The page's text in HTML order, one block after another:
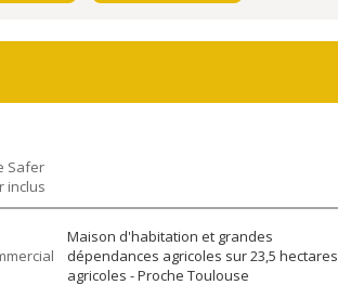
Safer
inclus
Maison d'habitation et grandes
dépendances agricoles sur 23,5 hectares
agricoles - Proche Toulouse